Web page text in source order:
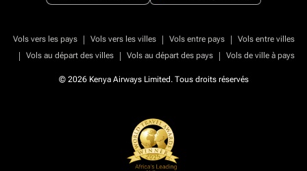
Vols vers les pays | Vols vers les villes | Vols entre pays |
Vols entre villes
|
Vols au départ des villes | Vols au départ des pays | Vols de ville à pays
© 2026 Kenya Airways Limited. Tous droits réservés